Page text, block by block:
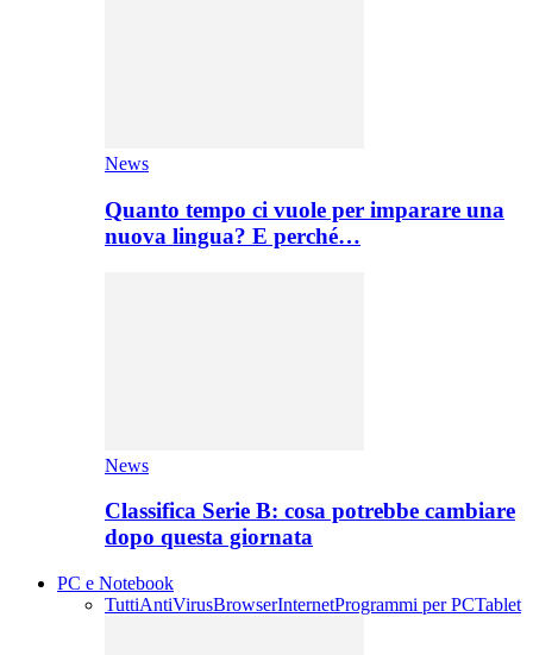
News
Quanto tempo ci vuole per imparare una
nuova lingua? E perché…
News
Classifica Serie B: cosa potrebbe cambiare
dopo questa giornata
PC e Notebook
TuttiAntiVirusBrowserInternetProgrammi per PCTablet